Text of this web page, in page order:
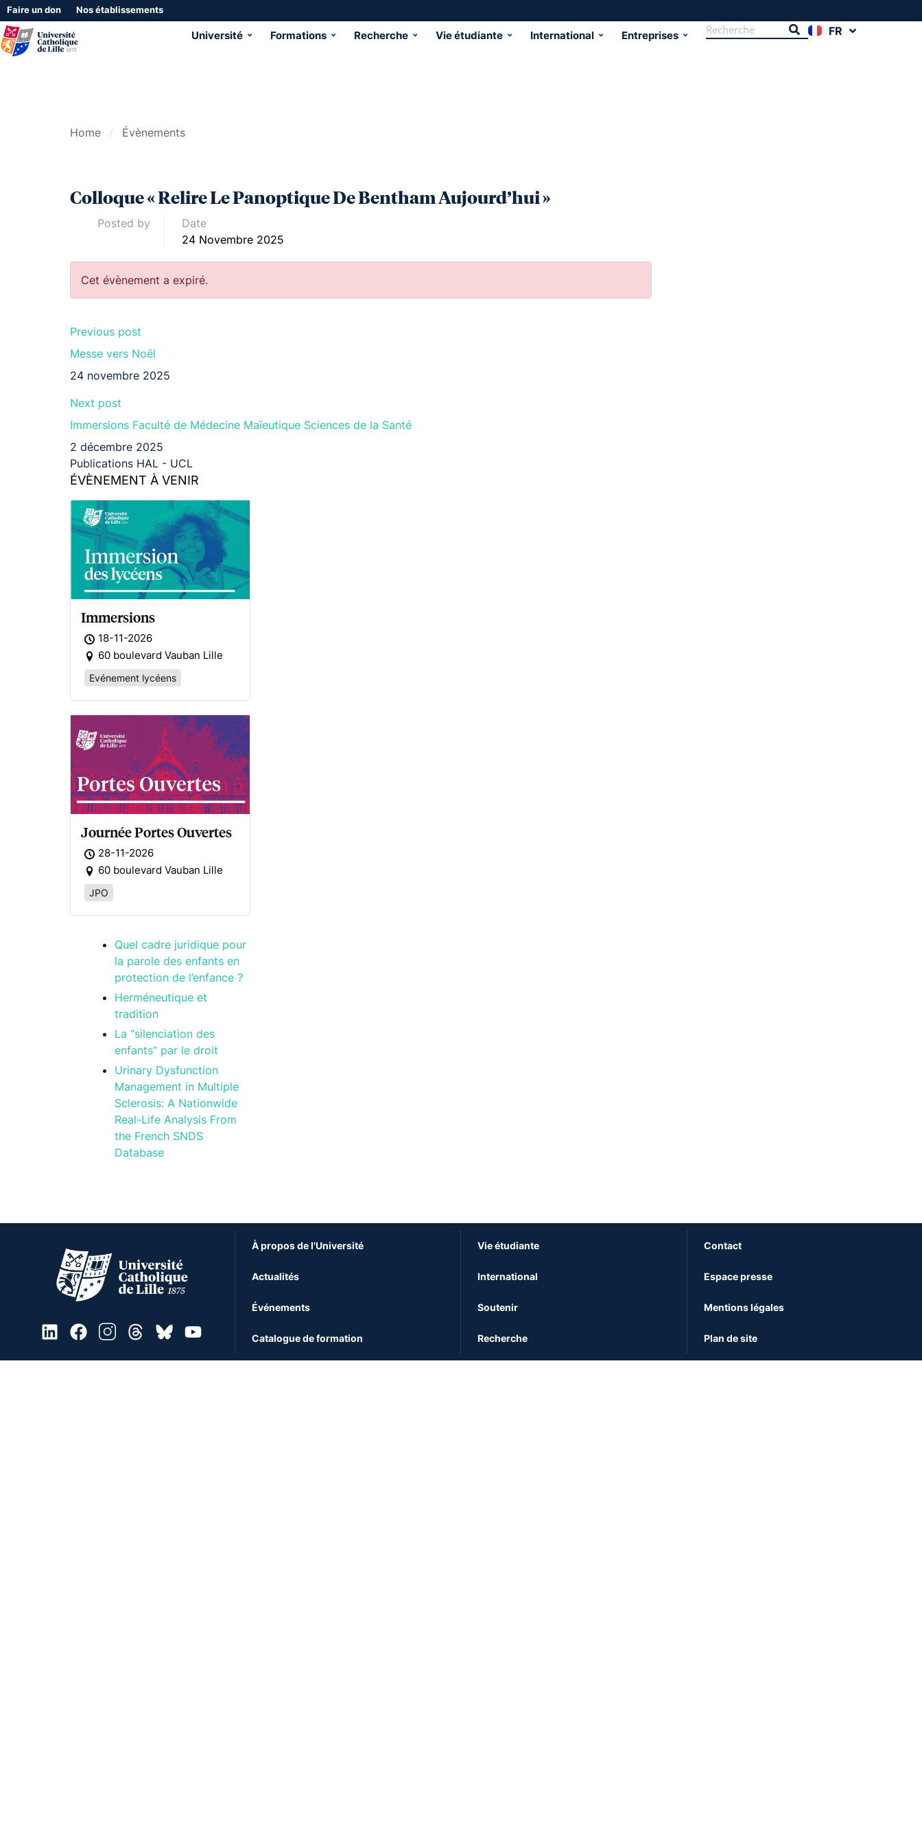
Faire un don Nos établissements
Université Formations Recherche Vie étudiante International Entreprises FR
EN
Home Évènements
Colloque « Relire Le Panoptique De Bentham Aujourd’hui »
Posted by
Date
24 Novembre 2025
Cet évènement a expiré.
Previous post
Messe vers Noël
24 novembre 2025
Next post
Immersions Faculté de Médecine Maïeutique Sciences de la Santé
2 décembre 2025
Publications HAL - UCL
ÉVÈNEMENT À VENIR
Immersions
18-11-2026
60 boulevard Vauban Lille
Evénement lycéens
Journée Portes Ouvertes
28-11-2026
60 boulevard Vauban Lille
JPO
Quel cadre juridique pour
la parole des enfants en
protection de l’enfance ?
Herméneutique et
tradition
La “silenciation des
enfants” par le droit
Urinary Dysfunction
Management in Multiple
Sclerosis: A Nationwide
Real-Life Analysis From
the French SNDS
Database
À propos de l'Université
Actualités
Événements
Catalogue de formation
Vie étudiante
International
Soutenir
Recherche
Contact
Espace presse
Mentions légales
Plan de site